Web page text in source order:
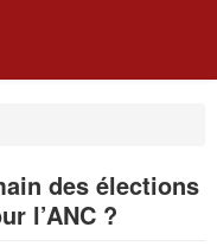
des élections
l’ANC ?